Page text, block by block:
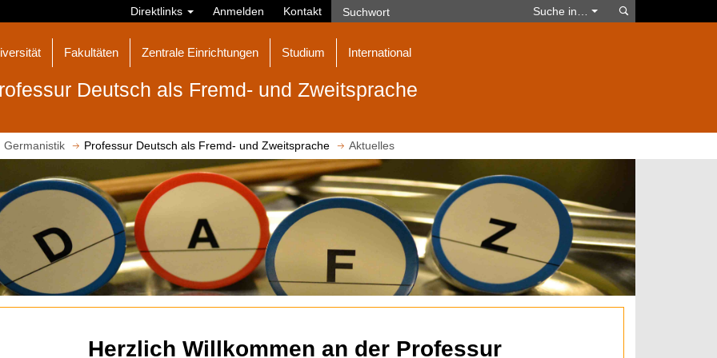
Direktlinks Anmelden Kontakt Suche in…
Fakultäten Zentrale Einrichtungen Studium International
Deutsch als Fremd- und Zweitsprache
Germanistik Professur Deutsch als Fremd- und Zweitsprache Aktuelles
Herzlich Willkommen an der Professur